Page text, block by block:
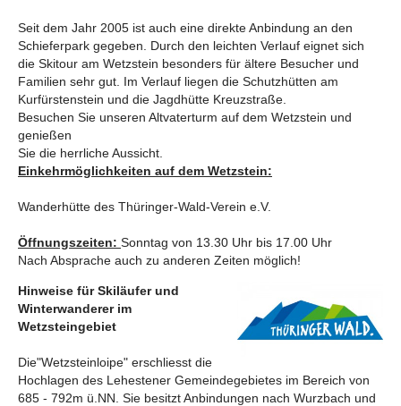
Seit dem Jahr 2005 ist auch eine direkte Anbindung an den
Schieferpark gegeben. Durch den leichten Verlauf eignet sich
die Skitour am Wetzstein besonders für ältere Besucher und
Familien sehr gut. Im Verlauf liegen die Schutzhütten am
Kurfürstenstein und die Jagdhütte Kreuzstraße.
Besuchen Sie unseren Altvaterturm auf dem Wetzstein und
genießen
Sie die herrliche Aussicht.
Einkehrmöglichkeiten auf dem Wetzstein:
Wanderhütte des Thüringer-Wald-Verein e.V.
Öffnungszeiten: Sonntag von 13.30 Uhr bis 17.00 Uhr
Nach Absprache auch zu anderen Zeiten möglich!
Hinweise für Skiläufer und
Winterwanderer im
Wetzsteingebiet
Die"Wetzsteinloipe" erschliesst die
Hochlagen des Lehestener Gemeindegebietes im Bereich von
685 - 792m ü.NN. Sie besitzt Anbindungen nach Wurzbach und